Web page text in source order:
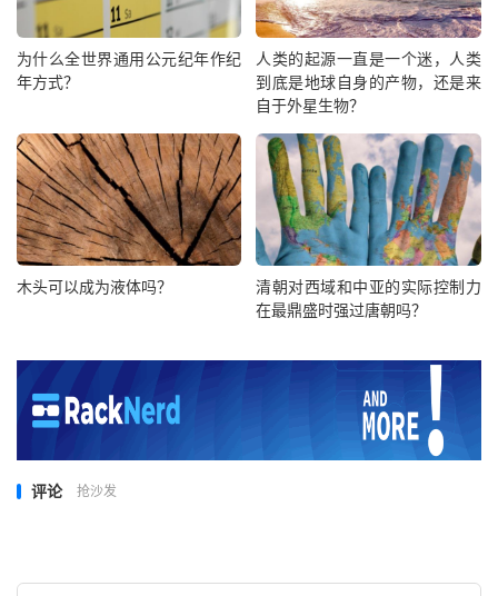
为什么全世界通用公元纪年作纪
年方式？
人类的起源一直是一个迷，人类
到底是地球自身的产物，还是来
自于外星生物？
木头可以成为液体吗？
清朝对西域和中亚的实际控制力
在最鼎盛时强过唐朝吗？
评论 抢沙发